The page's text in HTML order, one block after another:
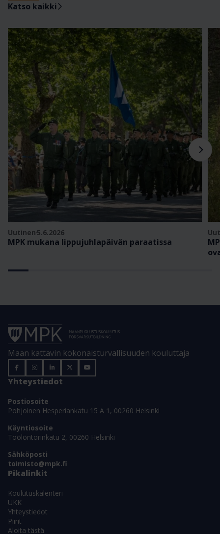
Katso kaikki
Uutinen 5.6.2026
MPK mukana lippujuhlapäivän paraatissa
Maan kattavin kokonaisturvallisuuden kouluttaja
Yhteystiedot
Postiosoite
Pohjoinen Hesperiankatu 15 A 1, 00260 Helsinki
Käyntiosoite
Töölöntorinkatu 2, 00260 Helsinki
Sähköposti
toimisto@mpk.fi
Pikalinkit
Koulutuskalenteri
UKK
Yhteystiedot
Piirit
Aloita tästä